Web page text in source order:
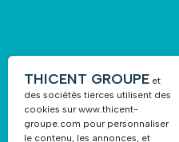
THICENT GROUPE et
des sociétés tierces utilisent des
cookies surwww.thicent-
groupe.com pour personnaliser
le contenu, les annonces, et